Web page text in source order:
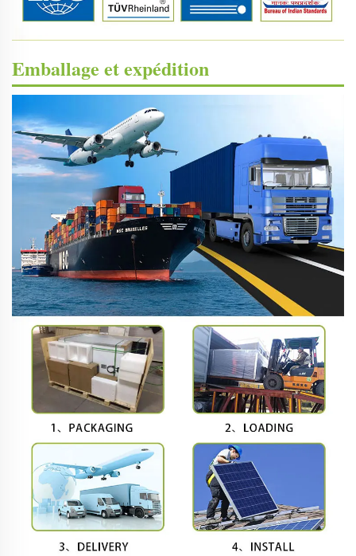
Emballage et expédition